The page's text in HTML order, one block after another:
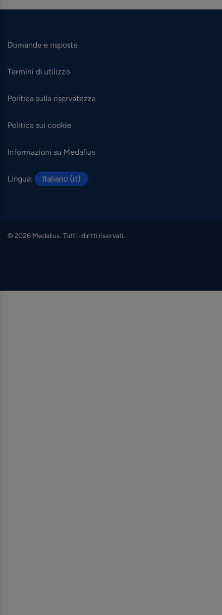
Domande e risposte
Termini di utilizzo
Politica sulla riservatezza
Politica sui cookie
Informazioni su Medalius
Lingua: Italiano (it)
© 2026 Medalius. Tutti i diritti riservati.